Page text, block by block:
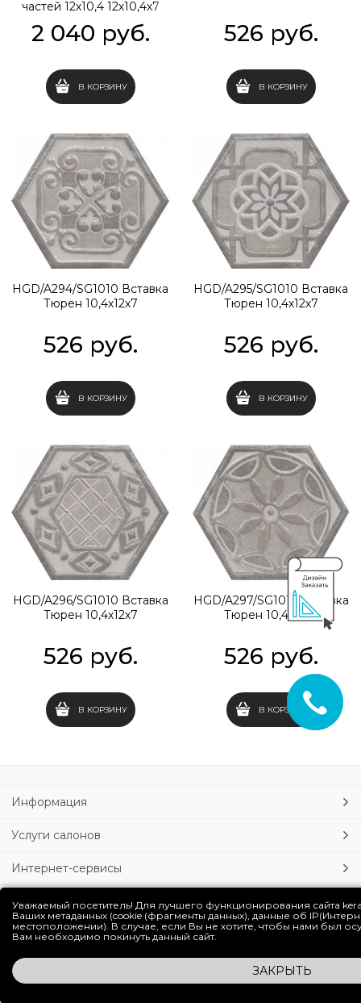
частей 12х10,4 12х10,4х7
2 040 руб.
В КОРЗИНУ
526 руб.
В КОРЗИНУ
HGD/A294/SG1010 Вставка
Тюрен 10,4х12х7
526 руб.
В КОРЗИНУ
HGD/A295/SG1010 Вставка
Тюрен 10,4х12х7
526 руб.
В КОРЗИНУ
HGD/A296/SG1010 Вставка
Тюрен 10,4х12х7
526 руб.
В КОРЗИНУ
HGD/A297/SG1010 Вставка
Тюрен 10,4х12х7
526 руб.
В КОРЗИНУ
Информация
Услуги салонов
Интернет-сервисы
Личный кабинет
Блог
Полная версия сайта
Уважаемый посетитель! Для лучшего функционирования сайта
Ваших метаданных (cookie (фрагменты данных), данные об
местоположении). В случае, если Вы не хотите, чтобы нами был
Вам необходимо покинуть данный сайт.
ЗАКРЫТЬ